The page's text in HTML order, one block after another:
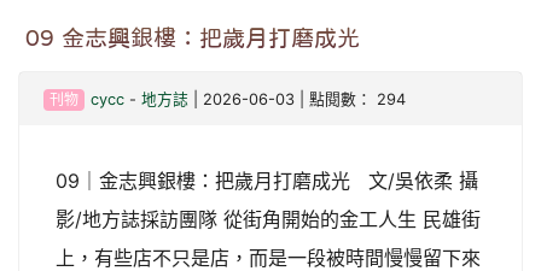
09 金志興銀樓：把歲月打磨成光
刊物 cycc- 地方誌 | 2026-06-03 | 點閱數： 294
09｜金志興銀樓：把歲月打磨成光 文/吳依柔 攝
影/地方誌採訪團隊 從街角開始的金工人生 民雄街
上，有些店不只是店，而是一段被時間慢慢留下來